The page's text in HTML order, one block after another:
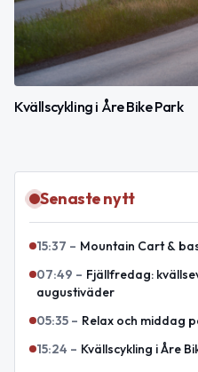
Kvällscykling i Åre Bike Park
Senaste nytt
15:37 – Mountain Cart &
07:49 – Fjällfredag:
augustiväder
05:35 – Relax och middag
15:24 – Kvällscykling i Åre